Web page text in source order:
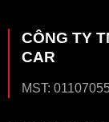
CÔNG TY
CAR
MST: